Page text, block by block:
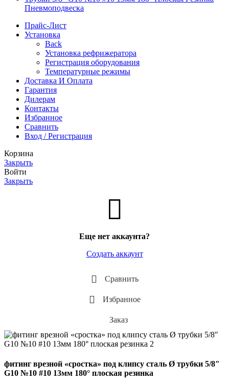
Пневмоподвеска
Прайс-Лист
Установка
Back
Установка рефрижератора
Регистрация оборудования
Температурные режимы
Доставка И Оплата
Гарантия
Дилерам
Контакты
Избранное
Сравнить
Вход / Регистрация
Корзина
Закрыть
Войти
Закрыть
Еще нет аккаунта?
Создать аккаунт
Сравнить
Избранное
Заказ
фитинг врезной «сростка» под клипсу сталь Ø трубки 5/8″
G10 №10 #10 13мм 180° плоская резинка